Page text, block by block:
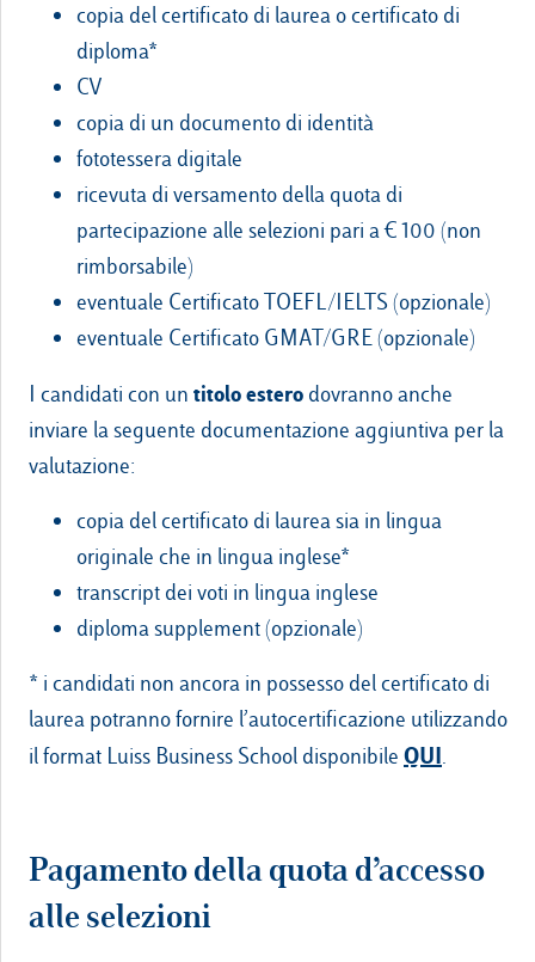
copia del certificato di laurea o certificato di
diploma*
CV
copia di un documento di identità
fototessera digitale
ricevuta di versamento della quota di
partecipazione alle selezioni pari a € 100 (non
rimborsabile)
eventuale Certificato TOEFL/IELTS (opzionale)
eventuale Certificato GMAT/GRE (opzionale)
I candidati con un titolo estero dovranno anche
inviare la seguente documentazione aggiuntiva per la
valutazione:
copia del certificato di laurea sia in lingua
originale che in lingua inglese*
transcript dei voti in lingua inglese
diploma supplement (opzionale)
* i candidati non ancora in possesso del certificato di
laurea potranno fornire l’autocertificazione utilizzando
il format Luiss Business School disponibile QUI.
Pagamento della quota d’accesso
alle selezioni